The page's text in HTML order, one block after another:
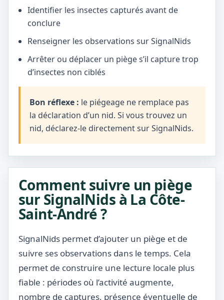
Identifier les insectes capturés avant de
conclure
Renseigner les observations sur SignalNids
Arrêter ou déplacer un piège s’il capture trop
d’insectes non ciblés
Bon réflexe : le piégeage ne remplace pas
la déclaration d’un nid. Si vous trouvez un
nid, déclarez-le directement sur SignalNids.
Comment suivre un piège
sur SignalNids à La Côte-
Saint-André ?
SignalNids permet d’ajouter un piège et de
suivre ses observations dans le temps. Cela
permet de construire une lecture locale plus
fiable : périodes où l’activité augmente,
nombre de captures, présence éventuelle de